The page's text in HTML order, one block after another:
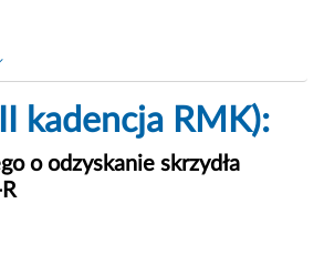
kadencja RMK):
o odzyskanie skrzydła